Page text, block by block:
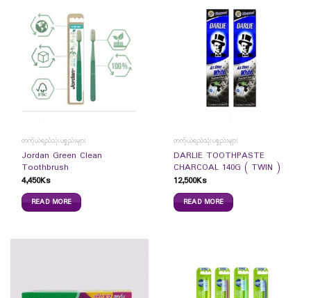
တကိုယ်ရည်သုံးပစ္စည်းများ
Jordan Green Clean
Toothbrush
4,450Ks
READ MORE
တကိုယ်ရည်သုံးပစ္စည်းများ
DARLIE TOOTHPASTE
CHARCOAL 140G ( TWIN )
12,500Ks
READ MORE